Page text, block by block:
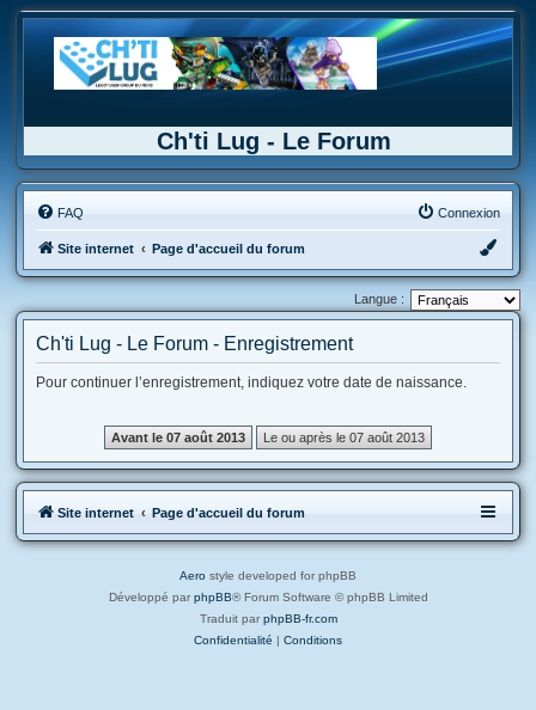
Ch'ti Lug - Le Forum
FAQ Connexion
Site internet Page d'accueil du forum
Langue :
Ch'ti Lug - Le Forum - Enregistrement
Pour continuer l’enregistrement, indiquez votre date de naissance.
Site internet Page d'accueil du forum
Aero style developed for phpBB
Développé par phpBB® Forum Software © phpBB Limited
Traduit par phpBB-fr.com
Confidentialité | Conditions